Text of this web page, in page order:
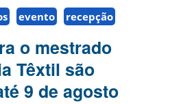
evento recepção
o mestrado
Têxtil são
9 de agosto